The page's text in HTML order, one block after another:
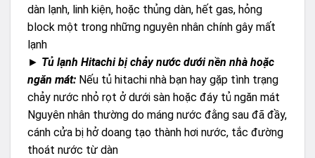
dàn lạnh, linh kiện, hoặc thủng dàn, hết gas, hỏng
block một trong những nguyên nhân chính gây mất
lạnh
► Tủ lạnh Hitachi bị chảy nước dưới nền nhà hoặc
ngăn mát: Nếu tủ hitachi nhà bạn hay gặp tình trạng
chảy nước nhỏ rọt ở dưới sàn hoặc đáy tủ ngăn mát
Nguyên nhân thường do máng nước đằng sau đã đầy,
cánh cửa bị hở doang tạo thành hơi nước, tắc đường
thoát nước từ dàn